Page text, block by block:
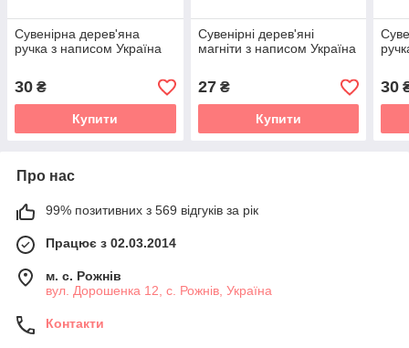
Сувенірна дерев'яна
ручка з написом Україна
30 ₴
Купити
Сувенірні дерев'яні
магніти з написом Україна
27₴
Купити
30
Про нас
99% позитивних з 569 відгуків за рік
Працює з 02.03.2014
м. с. Рожнів
вул. Дорошенка 12, с. Рожнів, Україна
Контакти